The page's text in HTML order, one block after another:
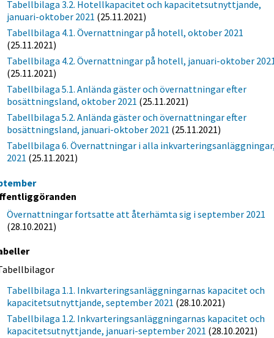
Tabellbilaga 3.2. Hotellkapacitet och kapacitetsutnyttjande,
januari-oktober 2021 (25.11.2021)
Tabellbilaga 4.1. Övernattningar på hotell, oktober 2021
(25.11.2021)
Tabellbilaga 4.2. Övernattningar på hotell, januari-oktober
(25.11.2021)
Tabellbilaga 5.1. Anlända gäster och övernattningar efter
bosättningsland, oktober 2021 (25.11.2021)
Tabellbilaga 5.2. Anlända gäster och övernattningar efter
bosättningsland, januari-oktober 2021 (25.11.2021)
Tabellbilaga 6. Övernattningar i alla
2021 (25.11.2021)
Övernattningar fortsatte att återhämta sig i september 2021
(28.10.2021)
Tabellbilaga 1.1. Inkvarteringsanläggningarnas kapacitet och
kapacitetsutnyttjande, september 2021 (28.10.2021)
Tabellbilaga 1.2. Inkvarteringsanläggningarnas kapacitet och
kapacitetsutnyttjande, januari-september 2021 (28.10.2021)